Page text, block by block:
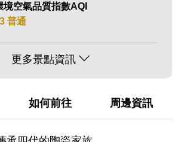
境空氣品質指數AQI
普通
更多景點資訊
如何前往 周邊資訊